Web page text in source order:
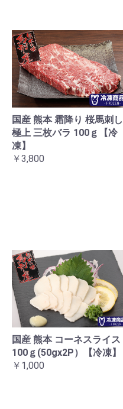
国産 熊本 霜降り 桜馬刺し
極上 三枚バラ 100ｇ【冷
凍】
￥3,800
国産 熊本 コーネスライス
100ｇ(50gx2P）【冷凍】
￥1,000